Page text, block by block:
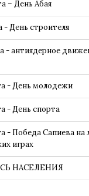
– День Абая
- День строителя
- антиядерное
- День молодежи
- День спорта
- Победа Сапиева на
играх
НАСЕЛЕНИЯ